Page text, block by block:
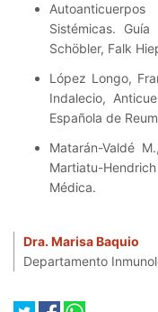
Sistémicas.
Schöbler, Falk
López Longo,
Indalecio,
Española de
Matarán-Valdé
Martiatu-
Médica.
Dra. Marisa Baquio
Departamento